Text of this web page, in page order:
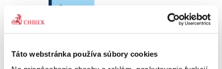
Táto webstránka používa súbory cookies
30,48 €bez DPH